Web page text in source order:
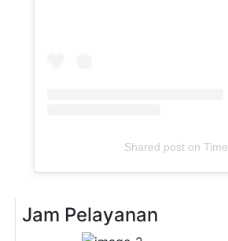
Shared poston Time
Jam Pelayanan